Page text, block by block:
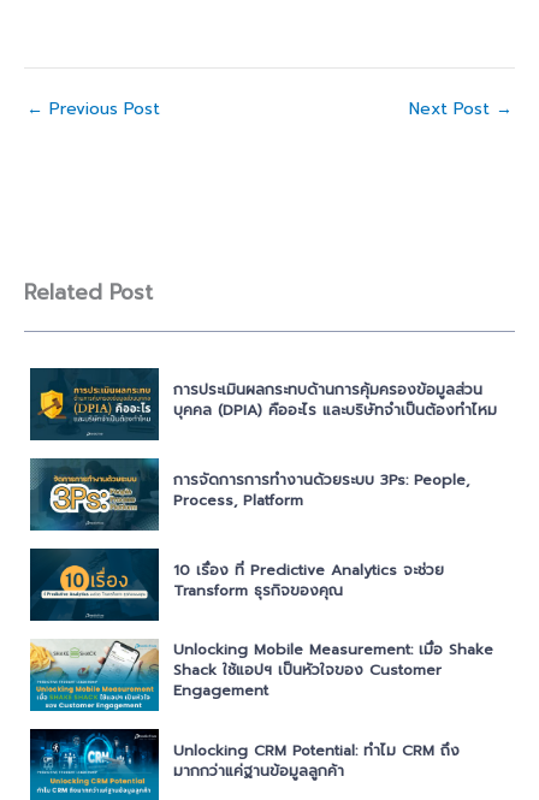
← Previous Post Next Post →
Related Post
การประเมินผลกระทบด้านการคุ้มครองข้อมูลส่วน
บุคคล (DPIA) คืออะไร และบริษัทจำเป็นต้องทำไหม
การจัดการการทำงานด้วยระบบ 3Ps: People,
Process, Platform
10 เรื่อง ที่ Predictive Analytics จะช่วย
Transform ธุรกิจของคุณ
Unlocking Mobile Measurement: เมื่อ Shake
Shack ใช้แอปฯ เป็นหัวใจของ Customer
Engagement
Unlocking CRM Potential: ทำไม CRM ถึง
มากกว่าแค่ฐานข้อมูลลูกค้า